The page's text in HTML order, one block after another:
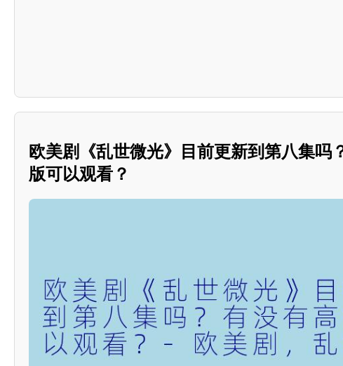
欧美剧《乱世微光》目前更新到第八集吗
版可以观看？